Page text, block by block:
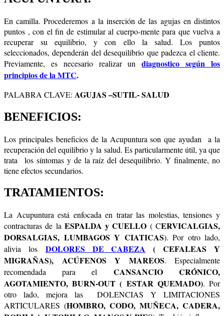
En camilla. Procederemos a la inserción de las agujas en distintos
puntos , con el fin de estimular al cuerpo-mente para que vuelva a
recuperar su equilibrio, y con ello la salud. Los puntos
seleccionados, dependerán del desequilibrio que padezca el cliente.
Previamente, es necesario realizar undiagnostico según los
principios de la MTC.
PALABRA CLAVE: AGUJAS –SUTIL- SALUD
BENEFICIOS:
Los principales beneficios de la Acupuntura son que ayudan a la
recuperación del equilibrio y la salud. Es particularmente útil, ya que
trata los síntomas y de la raíz del desequilibrio. Y finalmente, no
tiene efectos secundarios.
TRATAMIENTOS:
La Acupuntura está enfocada en tratar las molestias, tensiones y
contracturas de la ESPALDA y CUELLO ( CERVICALGIAS,
DORSALGIAS, LUMBAGOS Y CIATICAS). Por otro lado,
alivia los DOLORES DE CABEZA
( CEFALEAS Y
MIGRAÑAS), ACÚFENOS Y MAREOS. Especialmente
recomendada para el CANSANCIO CRÓNICO,
AGOTAMIENTO, BURN-OUT ( ESTAR QUEMADO). Por
otro lado, mejora las DOLENCIAS Y LIMITACIONES
ARTICULARES (HOMBRO, CODO, MUÑECA, CADERA,